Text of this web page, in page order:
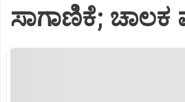
ಸಾಗಾಣಿಕೆ; ಚಾಲಕ